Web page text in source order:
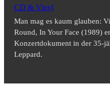
CD & Vinyl
Man mag es kaum glauben:
Round, In Your Face (1989)
Konzertdokument in der 35-
Leppard.